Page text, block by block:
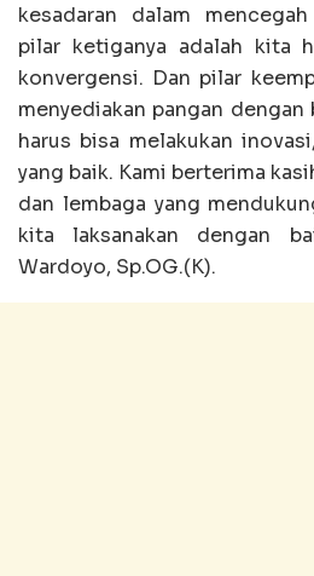
kesadaran dalam
pilar ketiganya adalah kita
konvergensi. Dan pilar
menyediakan pangan
harus bisa melakukan
yang baik. Kami berterima
dan lembaga yang
kita laksanakan dengan
Wardoyo, Sp.OG.(K).